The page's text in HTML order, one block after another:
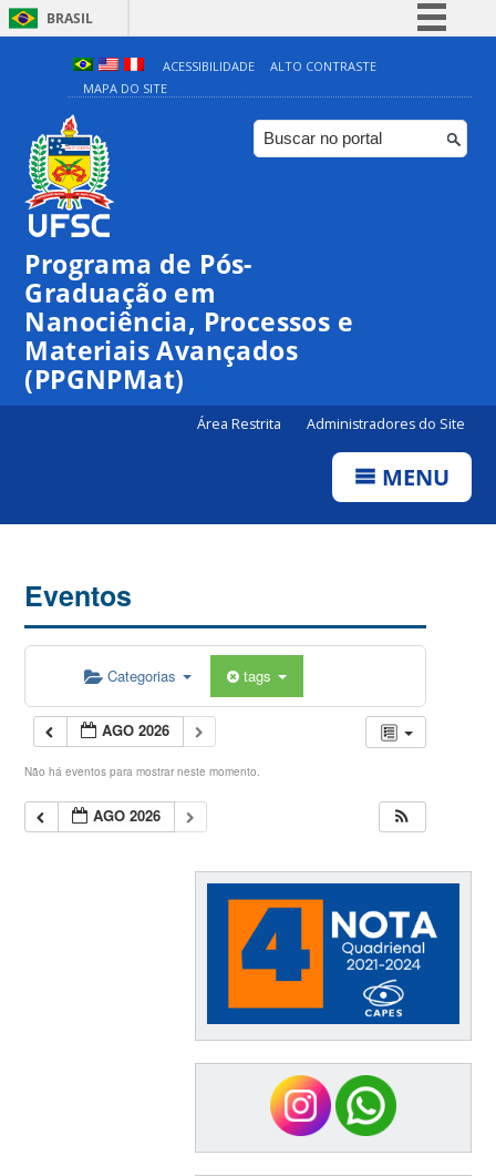
BRASIL
Simplifique!
Comunica BR
Participe
ACESSIBILIDADE
ALTO CONTRASTE
MAPA DO SITE
Programa de Pós-
Graduação em
Nanociência, Processos e
Materiais Avançados
(PPGNPMat)
Área Restrita Administradores do Site
MENU
Eventos
Categorias tags
AGO 2026
Não há eventos para mostrar neste momento.
AGO 2026